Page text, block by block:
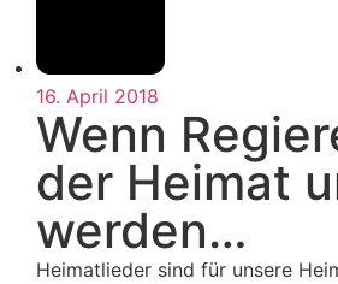
16. April 2018
Wenn
der Heimat
werden…
Heimatlieder sind für unsere